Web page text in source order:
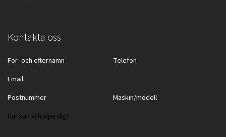
Kontakta oss